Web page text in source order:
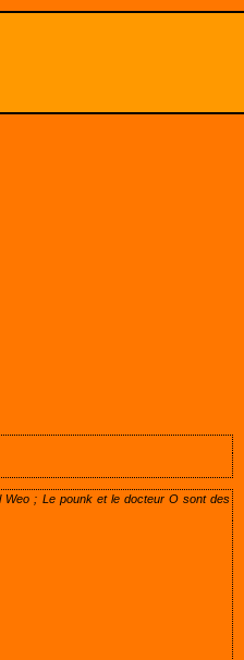
Weo ; Le pounk et le docteur O sont des